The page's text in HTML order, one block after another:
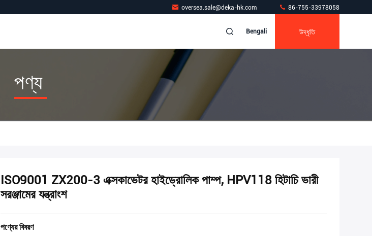
oversea.sale@deka-hk.com 86-755-33978058
Bengali উদ্ধৃতি
পণ্য
ISO9001 ZX200-3 এক্সকাভেটর হাইড্রোলিক পাম্প, HPV118 হিটাচি ভারী
সরঞ্জামের যন্ত্রাংশ
পণ্যের বিবরণ